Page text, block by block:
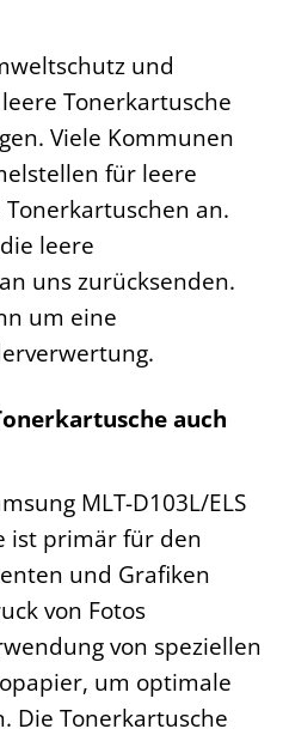
und
Tonerkartusche
Viele Kommunen
für leere
Tonerkartuschen an.
leere
uns zurücksenden.
um eine
auch
MLT-D103L/ELS
ist primär für den
und Grafiken
von Fotos
von speziellen
um optimale
Die Tonerkartusche